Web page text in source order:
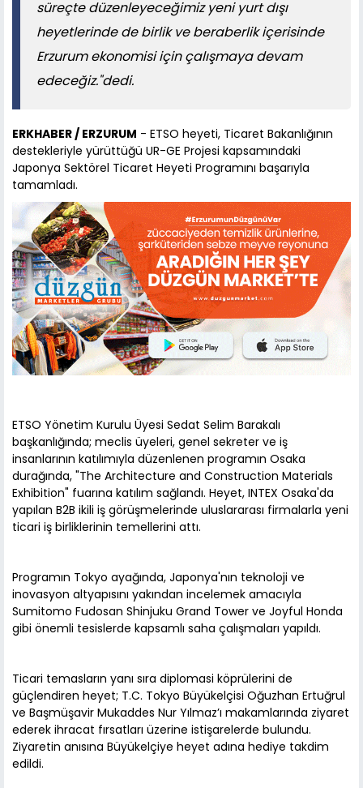
süreçte düzenleyeceğimiz yeni yurt dışı
heyetlerinde de birlik ve beraberlik içerisinde
Erzurum ekonomisi için çalışmaya devam
edeceğiz."dedi.
ERKHABER / ERZURUM - ETSO heyeti, Ticaret Bakanlığının
destekleriyle yürüttüğü UR-GE Projesi kapsamındaki
Japonya Sektörel Ticaret Heyeti Programını başarıyla
tamamladı.
ETSO Yönetim Kurulu Üyesi Sedat Selim Barakalı
başkanlığında; meclis üyeleri, genel sekreter ve iş
insanlarının katılımıyla düzenlenen programın Osaka
durağında, "The Architecture and Construction Materials
Exhibition" fuarına katılım sağlandı. Heyet, INTEX Osaka'da
yapılan B2B ikili iş görüşmelerinde uluslararası firmalarla yeni
ticari iş birliklerinin temellerini attı.
Programın Tokyo ayağında, Japonya'nın teknoloji ve
inovasyon altyapısını yakından incelemek amacıyla
Sumitomo Fudosan Shinjuku Grand Tower ve Joyful Honda
gibi önemli tesislerde kapsamlı saha çalışmaları yapıldı.
Ticari temasların yanı sıra diplomasi köprülerini de
güçlendiren heyet; T.C. Tokyo Büyükelçisi Oğuzhan Ertuğrul
ve Başmüşavir Mukaddes Nur Yılmaz’ı makamlarında ziyaret
ederek ihracat fırsatları üzerine istişarelerde bulundu.
Ziyaretin anısına Büyükelçiye heyet adına hediye takdim
edildi.